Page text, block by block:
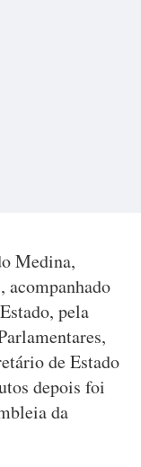
Medina,
acompanhado
pela
de Estado
depois foi
da